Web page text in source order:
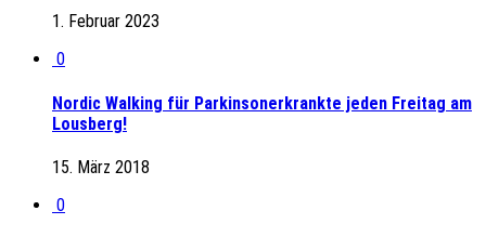
1. Februar 2023
0
Nordic Walking für Parkinsonerkrankte jeden Freitag am
Lousberg!
15. März 2018
0